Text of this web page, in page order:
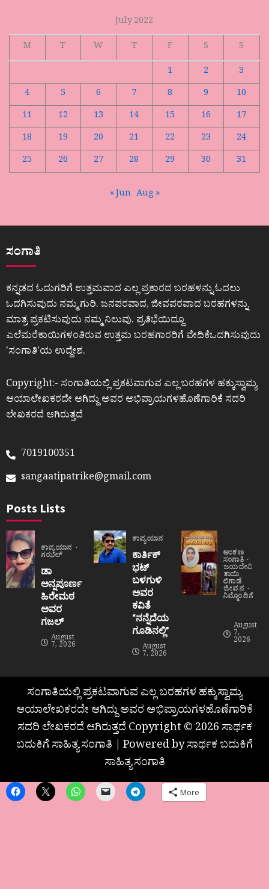
July 2022
M
T W T F S
S
1
2
3
4
5 6 7 8 9
10
11
12 13 14 15 16
17
18
19 20 21 22 23
24
25
26 27 28 29 30 31
« Jun Aug »
ಸಂಗಾತಿ
ಕನ್ನಡದ ಓದುಗರಿಗೆ ಉತ್ತಮವಾದ ಎಲ್ಲ ಪ್ರಕಾರದ ಬರಹಳನ್ನು ಓದಲು
ಒದಗಿಸುವುದು ನಮ್ಮ ಗುರಿ. ಜನಪರವಾದ, ಜೀವಪರವಾದ ಬರಹಗಳನ್ನು
ಮಾತ್ರ ಪ್ರಕಟಿಸುವುದು ನಮ್ಮ ನಿಲುವು. ಪ್ರತಿಭೆಯಿದ್ದೂ
ಎಲೆಮರೆಕಾಯಿಗಳಂತಿರುವ ಉತ್ತಮ ಬರಹಗಾರರಿಗೆ ವೇದಿಕೆಒದಗಿಸುವುದು
ʼಸಂಗಾತಿʼಯ ಉದ್ದೇಶ.
Copyright:- ಸಂಗಾತಿಯಲ್ಲಿ ಪ್ರಕಟವಾಗುವ ಎಲ್ಲ ಬರಹಗಳ ಹಕ್ಕುಸ್ವಾಮ್ಯ
ಆಯಾಲೇಖಕರದೇ ಆಗಿದ್ದು ಅವರ ಅಭಿಪ್ರಾಯಗಳಹೊಣೆಗಾರಿಕೆ ಸದರಿ
ಲೇಖಕರದೆ ಆಗಿರುತ್ತದೆ
7019100351
sangaatipatrike@gmail.com
Posts Lists
ಕಾವ್ಯಯಾನ
ಗಝಲ್
ಡಾ
ಅನ್ನಪೂರ್ಣ
ಹಿರೇಮಠ
ಅವರ
ಗಜಲ್
August
7, 2026
ಕಾವ್ಯಯಾನ
ಕಾರ್ತಿಕ್
ಭಟ್
ಬಳಗುಳಿ
ಅವರ
ಕವಿತೆ
“ನನ್ನೆದೆಯ
ಗೂಡಿನಲ್ಲಿ”
August
7, 2026
ಅಂಕಣ
ಸಂಗಾತಿ
ಜಯದೇವಿ
ತಾಯಿ
ಲಿಗಾಡೆ
ಜೀವನ
ನಿಮ್ಮೊಂದಿಗೆ
August
7,
2026
ಸಂಗಾತಿಯಲ್ಲಿ ಪ್ರಕಟವಾಗುವ ಎಲ್ಲ ಬರಹಗಳ ಹಕ್ಕುಸ್ವಾಮ್ಯ
ಆಯಾಲೇಖಕರದೇ ಆಗಿದ್ದು ಅವರ ಅಭಿಪ್ರಾಯಗಳಹೊಣೆಗಾರಿಕೆ
ಸದರಿ ಲೇಖಕರದೆ ಆಗಿರುತ್ತದೆ Copyright © 2026 ಸಾರ್ಥಕ
ಬದುಕಿಗೆ ಸಾಹಿತ್ಯ ಸಂಗಾತಿ | Powered by ಸಾರ್ಥಕ ಬದುಕಿಗೆ
ಸಾಹಿತ್ಯ ಸಂಗಾತಿ
More